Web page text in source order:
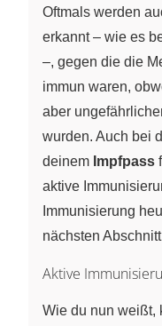
Oftmals werden
erkannt – wie es
–, gegen die die
immun waren,
aber
wurden. Auch bei
deinem Impfpass
aktive
Immunisierung
nächsten
Aktive
Wie du nun weißt,